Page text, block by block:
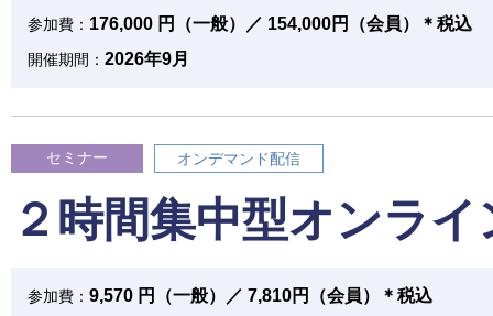
参加費： 176,000 円（一般）／ 154,000円（会員）＊税込
開催期間： 2026年9月
セミナー オンデマンド配信
２時間集中型オンラ
参加費： 9,570 円（一般）／ 7,810円（会員）＊税込